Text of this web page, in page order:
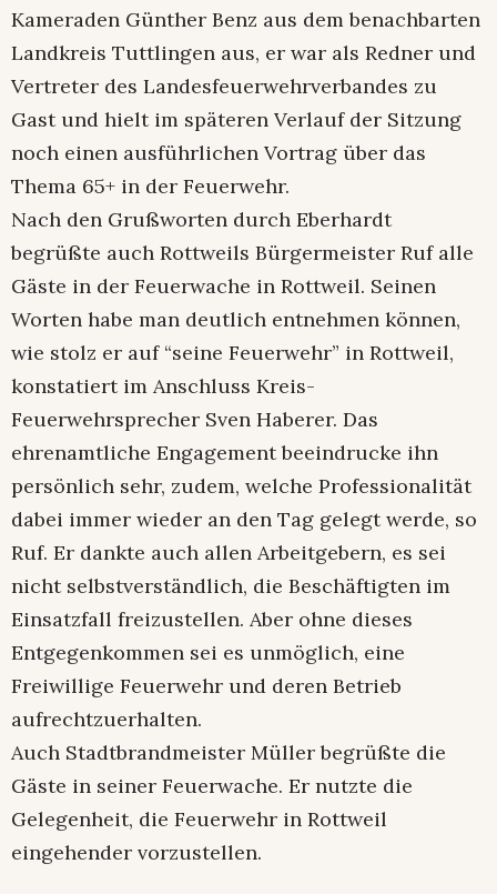
Kameraden Günther Benz aus dem benachbarten
Landkreis Tuttlingen aus, er war als Redner und
Vertreter des Landesfeuerwehrverbandes zu
Gast und hielt im späteren Verlauf der Sitzung
noch einen ausführlichen Vortrag über das
Thema 65+ in der Feuerwehr.
Nach den Grußworten durch Eberhardt
begrüßte auch Rottweils Bürgermeister Ruf alle
Gäste in der Feuerwache in Rottweil. Seinen
Worten habe man deutlich entnehmen können,
wie stolz er auf “seine Feuerwehr” in Rottweil,
konstatiert im Anschluss Kreis-
Feuerwehrsprecher Sven Haberer. Das
ehrenamtliche Engagement beeindrucke ihn
persönlich sehr, zudem, welche Professionalität
dabei immer wieder an den Tag gelegt werde, so
Ruf. Er dankte auch allen Arbeitgebern, es sei
nicht selbstverständlich, die Beschäftigten im
Einsatzfall freizustellen. Aber ohne dieses
Entgegenkommen sei es unmöglich, eine
Freiwillige Feuerwehr und deren Betrieb
aufrechtzuerhalten.
Auch Stadtbrandmeister Müller begrüßte die
Gäste in seiner Feuerwache. Er nutzte die
Gelegenheit, die Feuerwehr in Rottweil
eingehender vorzustellen.